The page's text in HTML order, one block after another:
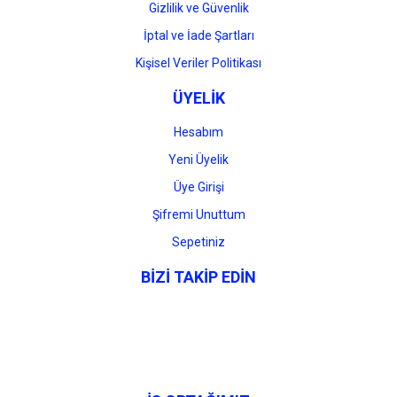
Gizlilik ve Güvenlik
İptal ve İade Şartları
Kişisel Veriler Politikası
ÜYELİK
Hesabım
Yeni Üyelik
Üye Girişi
Şifremi Unuttum
Sepetiniz
BİZİ TAKİP EDİN